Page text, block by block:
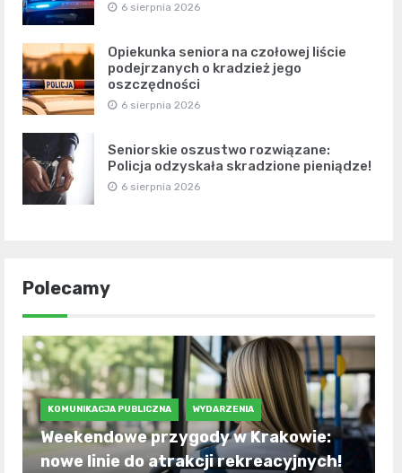
6 sierpnia 2026
Opiekunka seniora na czołowej liście
podejrzanych o kradzież jego
oszczędności
6 sierpnia 2026
Seniorskie oszustwo rozwiązane:
Policja odzyskała skradzione pieniądze!
6 sierpnia 2026
Polecamy
KOMUNIKACJA PUBLICZNA WYDARZENIA
Weekendowe przygody w Krakowie:
nowe linie do atrakcji rekreacyjnych!